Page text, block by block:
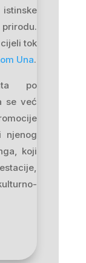
tok
Una.
po
se već
njenog
koji